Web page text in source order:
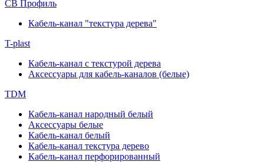
СВ Профиль
Кабель-канал "текстура дерева"
T-plast
Кабель-канал с текстурой дерева
Аксессуары для кабель-каналов (белые)
TDM
Кабель-канал народный белый
Аксессуары белые
Кабель-канал белый
Кабель-канал текстура дерево
Кабель-канал перфорированный